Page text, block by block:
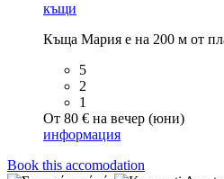
къщи
Къща Мария е на 200 м от
5
2
1
От 80 € на вечер (юни)
информация
Book this accomodation